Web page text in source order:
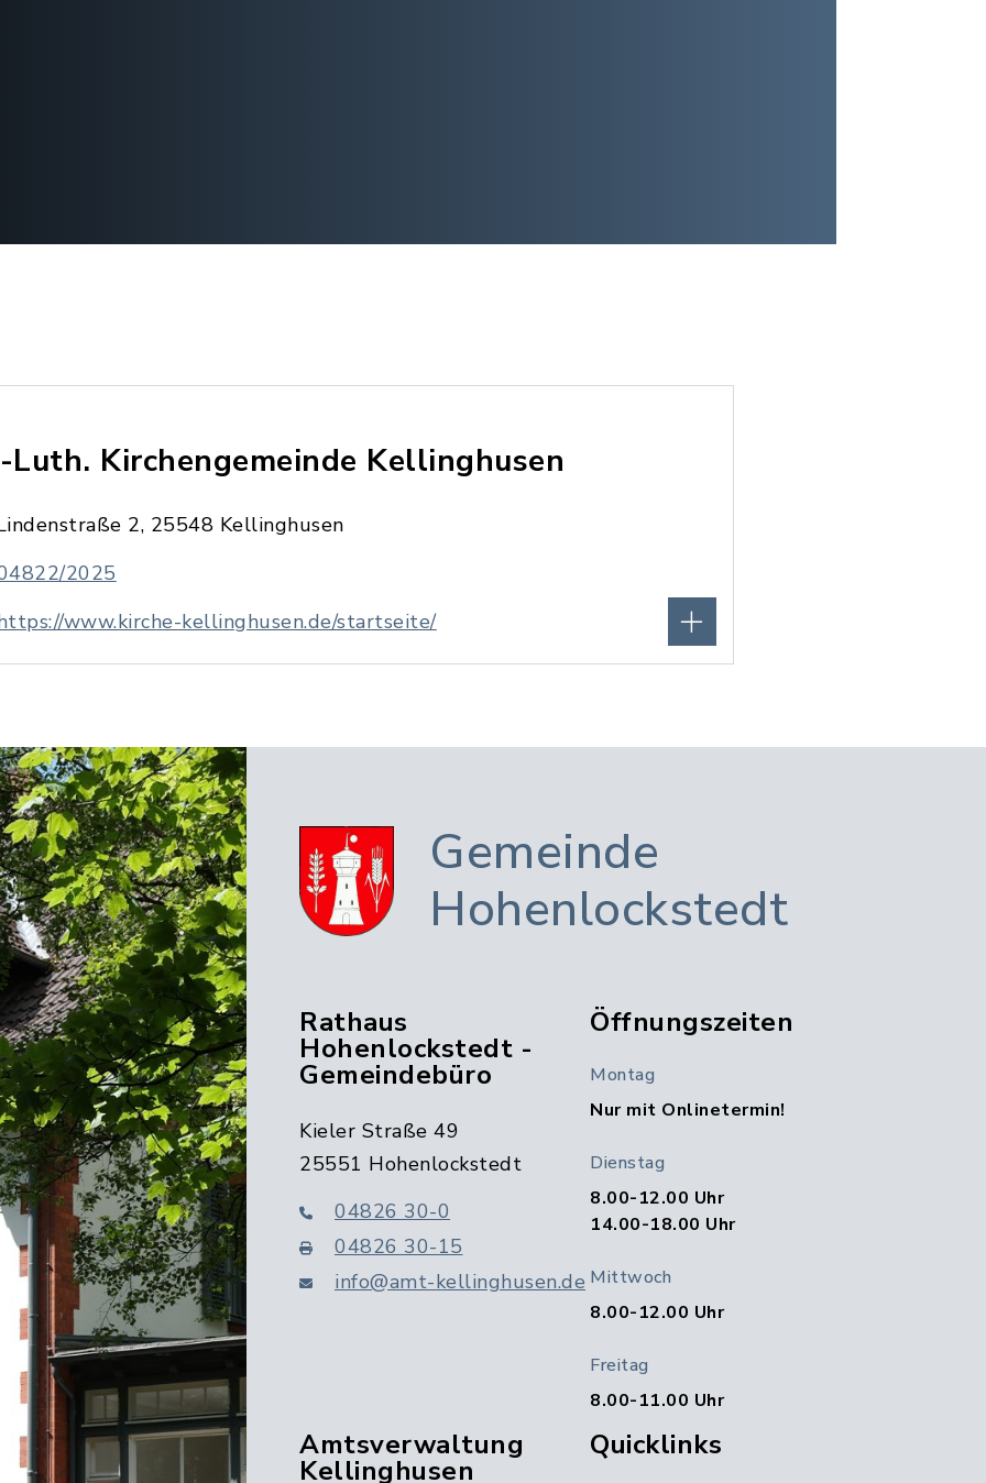
Luth. Kirchengemeinde Kellinghusen
2, 25548 Kellinghusen
2025
www.kirche-kellinghusen.de/startseite/
Gemeinde
Hohenlockstedt
Rathaus
Hohenlockstedt -
Gemeindebüro
Kieler Straße 49
25551 Hohenlockstedt
04826 30-0
04826 30-15
info@amt-kellinghusen.de
Öffnungszeiten
Montag
Nur mit Onlinetermin!
Dienstag
8.00-12.00 Uhr
14.00-18.00 Uhr
Mittwoch
8.00-12.00 Uhr
Freitag
8.00-11.00 Uhr
Amtsverwaltung
Kellinghusen
Quicklinks